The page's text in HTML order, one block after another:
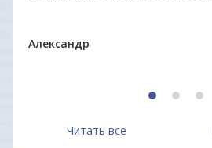
Александр
1 2 3
Читать все